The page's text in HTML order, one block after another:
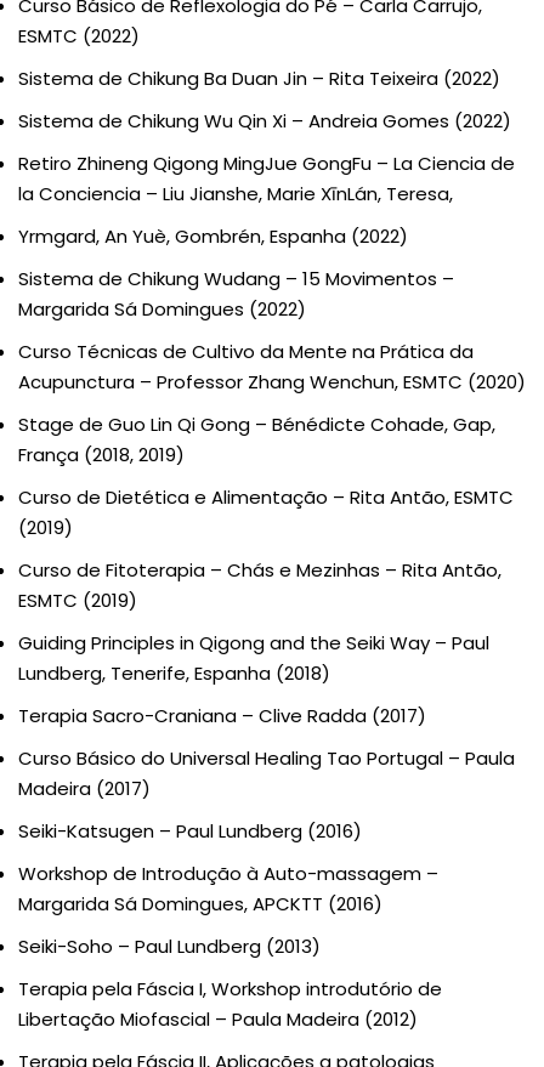
ESMTC (2022)
Sistema de Chikung Ba Duan Jin – Rita Teixeira (2022)
Sistema de Chikung Wu Qin Xi – Andreia Gomes (2022)
Retiro Zhineng Qigong MingJue GongFu – La Ciencia de
la Conciencia – Liu Jianshe, Marie XīnLán, Teresa,
Yrmgard, An Yuè, Gombrén, Espanha (2022)
Sistema de Chikung Wudang – 15 Movimentos –
Margarida Sá Domingues (2022)
Curso Técnicas de Cultivo da Mente na Prática da
Acupunctura – Professor Zhang Wenchun, ESMTC (2020)
Stage de Guo Lin Qi Gong – Bénédicte Cohade, Gap,
França (2018, 2019)
Curso de Dietética e Alimentação – Rita Antão, ESMTC
(2019)
Curso de Fitoterapia – Chás e Mezinhas – Rita Antão,
ESMTC (2019)
Guiding Principles in Qigong and the Seiki Way – Paul
Lundberg, Tenerife, Espanha (2018)
Terapia Sacro-Craniana – Clive Radda (2017)
Curso Básico do Universal Healing Tao Portugal – Paula
Madeira (2017)
Seiki-Katsugen – Paul Lundberg (2016)
Workshop de Introdução à Auto-massagem –
Margarida Sá Domingues, APCKTT (2016)
Seiki-Soho – Paul Lundberg (2013)
Terapia pela Fáscia I, Workshop introdutório de
Libertação Miofascial – Paula Madeira (2012)
Terapia pela Fáscia II, Aplicações a patologias